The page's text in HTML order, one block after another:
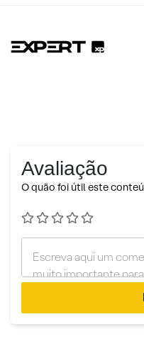
Avaliação
O quão foi útil este